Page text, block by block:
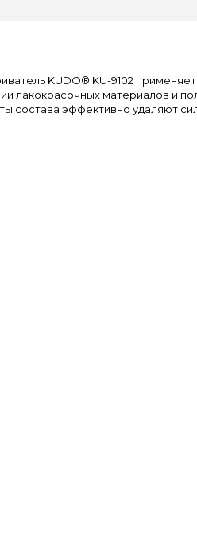
KUDO® KU-9102
лакокрасочных материалов и
эффективно удаляют